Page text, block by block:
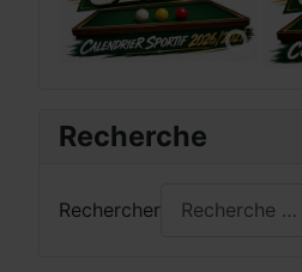
Recherche
Rechercher